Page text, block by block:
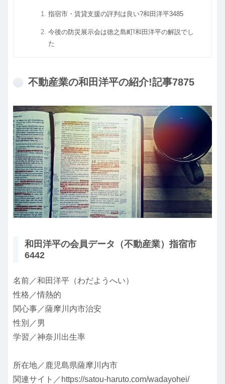
指宿市・賃貸支援の評判は良い?和田洋平3485
今後の防災展示会は徳之島町!和田洋平の解説でし
た
不動産業の和田洋平の紹介!記事7875
和田洋平の会員データ（不動産業）指宿市
6442
名前／和田洋平（わだようへい）
性格／情熱的
関心事／薩摩川内市治安
性別／男
学習／神奈川出生率
所在地／鹿児島県薩摩川内市
関連サイト／https://satou-haruto.com/wadayohei/